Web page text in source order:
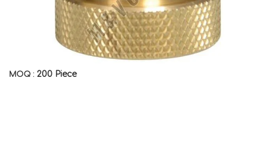
MOQ : 200 Piece